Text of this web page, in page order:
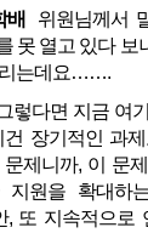
배 위원님께서
못 열고 있다 보
리는데요…….
렇다면 지금 여
건 장기적인 과
제니까, 이 문
지원을 확대하
또 지속적으로